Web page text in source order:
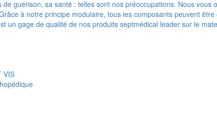
guérison, sa santé : telles sont nos préoccupations. Nous
à notre principe modulaire, tous les composants peuvent
un gage de qualité de nos produits septmédical leader sur le
VIS